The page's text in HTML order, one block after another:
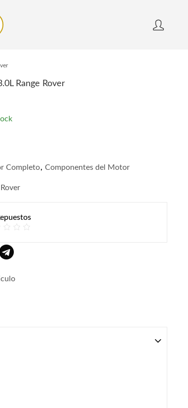
Range Rover
Completo, Componentes del Motor